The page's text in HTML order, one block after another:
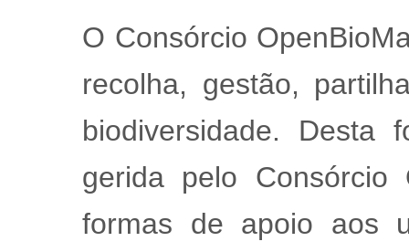
O Consórcio
recolha, gestão,
biodiversidade. Desta
gerida pelo Consórcio
formas de apoio aos